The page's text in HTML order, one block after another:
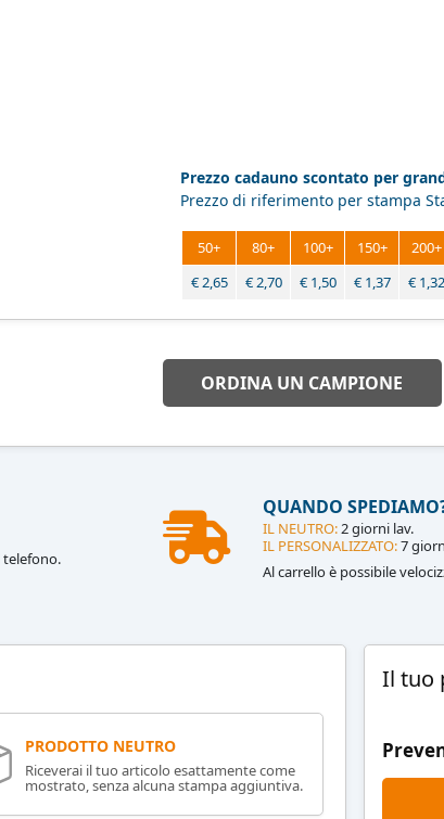
Prezzo cadauno scontato per
Prezzo di riferimento per stampa
50+ 80+ 100+ 150+ 200+
€2,65 €2,70 € 1,50 € 1,37 € 1,32
ORDINA UN CAMPIONE
telefono.
QUANDO
IL NEUTRO:2 giorni lav.
IL PERSONALIZZATO:7
Al carrello è possibile
PRODOTTO NEUTRO
Riceverai il tuo articolo esattamente come
mostrato, senza alcuna stampa aggiuntiva.
Il tuo